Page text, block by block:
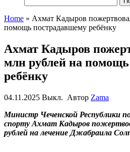
Home » Ахмат Кадыров
помощь пострадавшему ребёнку
Ахмат Кадыров
млн рублей на
ребёнку
04.11.2025 Выкл. Автор Zama
Министр Чеченской Республики
спорту Ахмат Кадыров
рублей на лечение Джабраила